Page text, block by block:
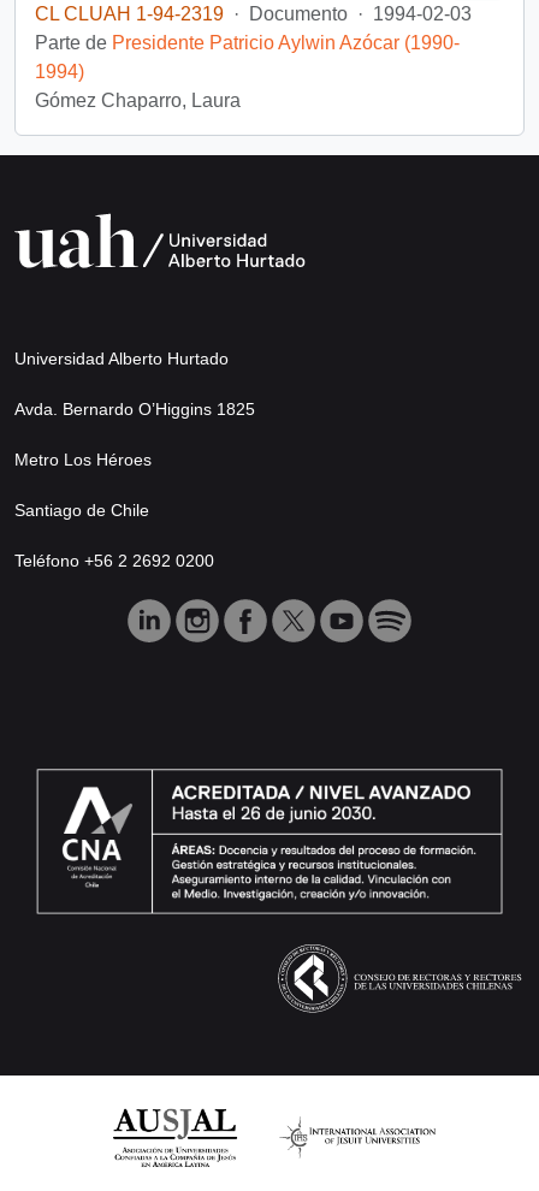
CL CLUAH 1-94-2319 · Documento · 1994-02-03
Parte de Presidente Patricio Aylwin Azócar (1990-
1994)
Gómez Chaparro, Laura
Universidad Alberto Hurtado
Avda. Bernardo O’Higgins 1825
Metro Los Héroes
Santiago de Chile
Teléfono +56 2 2692 0200